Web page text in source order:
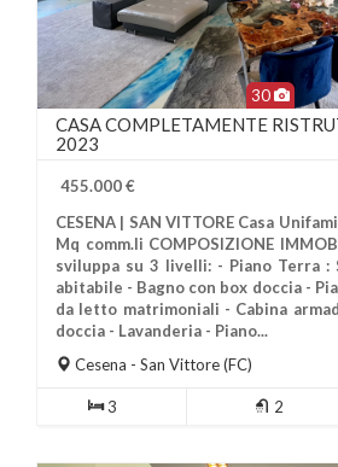
30
Più
CASA COMPLETAMENTE
2023
455.000 €
CESENA | SAN VITTORE Casa
Mq comm.li COMPOSIZIONE
sviluppa su 3 livelli: - Piano Terra :
abitabile - Bagno con box doccia -
da letto matrimoniali - Cabina
doccia - Lavanderia - Piano...
Cesena - San Vittore (FC)
3 2